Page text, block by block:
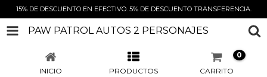
15% DE DESCUENTO EN EFECTIVO. 5% DE DESCUENTO TRANSFERENCIA.
PAW PATROL AUTOS 2 PERSONAJES
INICIO PRODUCTOS CARRITO
0